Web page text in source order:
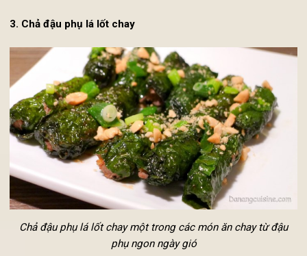
Cuốn đều tay, cuốn chặt sẽ làm nem bị bục, cuốn lỏng
Đun sôi dầu rồi thả nem vào rán chín vàng rồi vớt ra
Mónnem chay từ đậu phụcó thể chấm với nước
chay, nước tương (xì dầu) hay tương ớt, tương cà
đều rất ngon.
3. Chả đậu phụ lá lốt chay